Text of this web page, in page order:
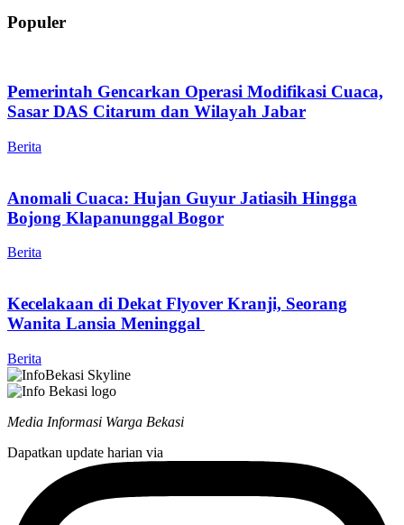
Populer
Pemerintah Gencarkan Operasi Modifikasi Cuaca,
Sasar DAS Citarum dan Wilayah Jabar
Berita
Anomali Cuaca: Hujan Guyur Jatiasih Hingga
Bojong Klapanunggal Bogor
Berita
Kecelakaan di Dekat Flyover Kranji, Seorang
Wanita Lansia Meninggal
Berita
Media Informasi Warga Bekasi
Dapatkan update harian via